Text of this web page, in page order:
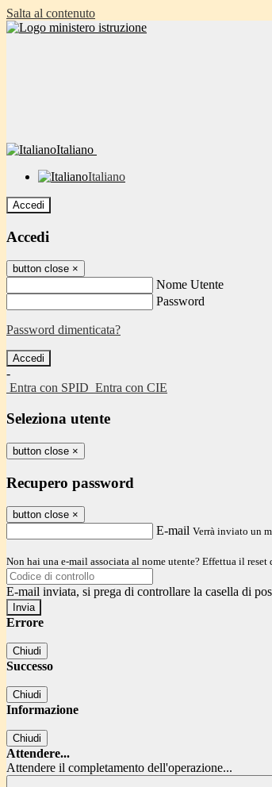
Salta al contenuto
Italiano
Italiano
Accedi
Accedi
button close ×
Nome Utente
Password
Password dimenticata?
-
Entra con SPID Entra con CIE
Seleziona utente
button close ×
Recupero password
button close ×
E-mail Verrà inviato un
Non hai una e-mail associata al nome utente? Effettua il reset
E-mail inviata, si prega di controllare la casella di
Errore
Chiudi
Successo
Chiudi
Informazione
Chiudi
Attendere...
Attendere il completamento dell'operazione...